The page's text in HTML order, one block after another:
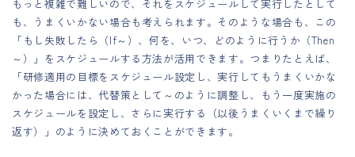
もっと複雑で難しいので、それをスケジュールして実行したとして
も、うまくいかない場合も考えられます。そのような場合も、この
「もし失敗したら（If～）、何を、いつ、どのように行うか（Then
～）」をスケジュールする方法が活用できます。つまりたとえば、
「研修適用の目標をスケジュール設定し、実行してもうまくいかな
かった場合には、代替策として～のように調整し、もう一度実施の
スケジュールを設定し、さらに実行する（以後うまくいくまで繰り
返す）」のように決めておくことができます。